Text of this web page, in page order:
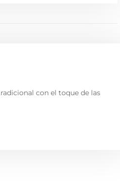
con el toque de las